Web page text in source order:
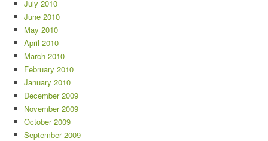
July 2010
June 2010
May 2010
April 2010
March 2010
February 2010
January 2010
December 2009
November 2009
October 2009
September 2009